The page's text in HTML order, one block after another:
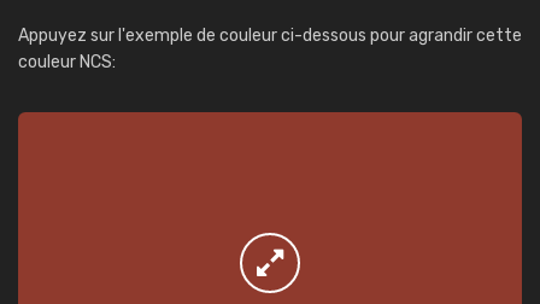
Appuyez sur l'exemple de couleur ci-dessous pour agrandir cette
couleur NCS: